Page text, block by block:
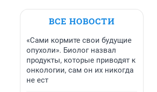
ВСЕ НОВОСТИ
«Сами кормите свои будущие
опухоли». Биолог назвал
продукты, которые приводят к
онкологии, сам он их никогда
не ест